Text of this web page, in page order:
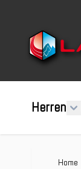
Herren
Home